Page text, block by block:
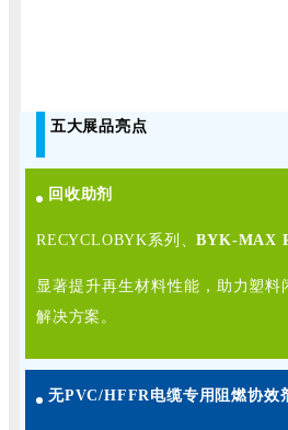
五大展品亮点
回收助剂
RECYCLOBYK系列、BYK-MAX
显著提升再生材料性能，助力塑
解决方案。
无PVC/HFFR电缆专用阻燃协效